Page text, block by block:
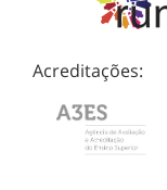
Acreditações: